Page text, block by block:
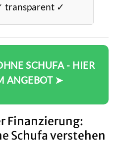
transparent ✓
SCHUFA - HIER
ANGEBOT ➤
Finanzierung:
Schufa verstehen